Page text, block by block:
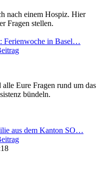
nach einem Hospiz. Hier
Fragen stellen.
Ferienwoche in Basel…
Eure Fragen rund um das
bündeln.
aus dem Kanton SO…